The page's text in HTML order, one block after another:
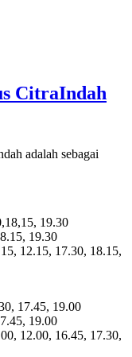
CitraIndah
adalah sebagai
19.30
19.30
12.15, 17.30, 18.15,
17.45, 19.00
19.00
12.00, 16.45, 17.30,